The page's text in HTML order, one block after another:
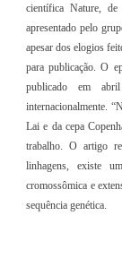
científica Nature,
apresentado pelo
apesar dos elogios
para publicação. O
publicado em
internacionalmente.
Lai e da cepa
trabalho. O artigo
linhagens, existe
cromossômica e
sequência genética.